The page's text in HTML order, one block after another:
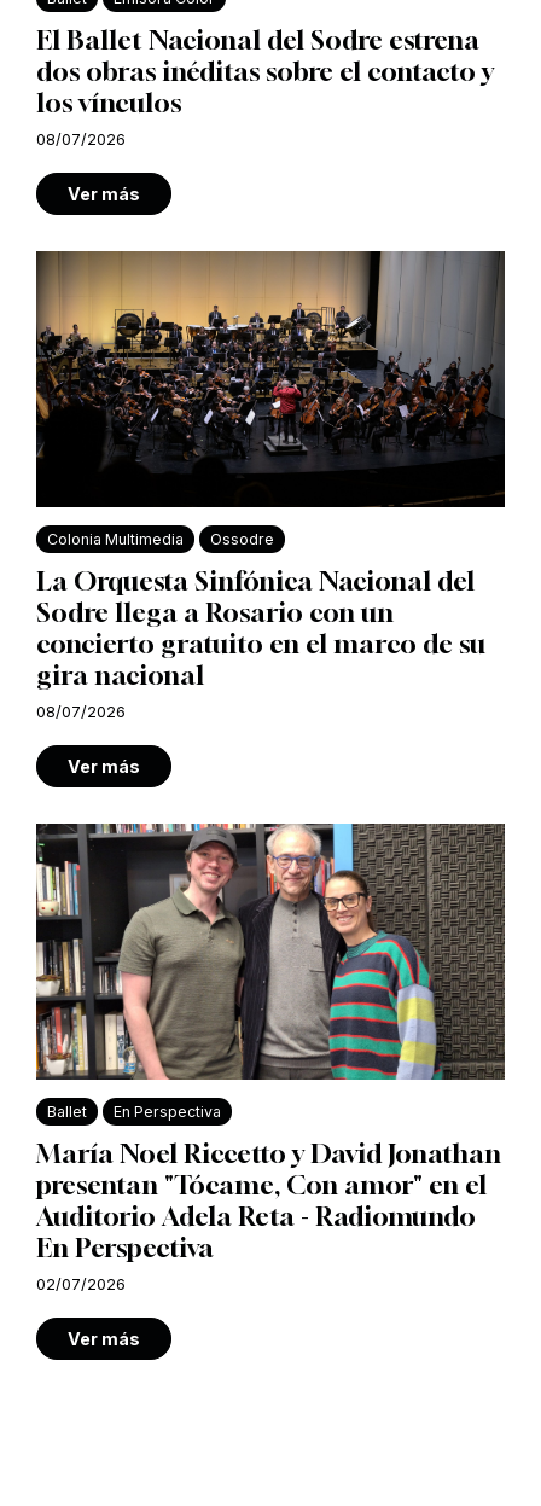
El Ballet Nacional del Sodre estrena
dos obras inéditas sobre el contacto y
los vínculos
08/07/2026
Ver más
Colonia Multimedia Ossodre
La Orquesta Sinfónica Nacional del
Sodre llega a Rosario con un
concierto gratuito en el marco de su
gira nacional
08/07/2026
Ver más
Ballet En Perspectiva
María Noel Riccetto y David Jonathan
presentan "Tócame, Con amor" en el
Auditorio Adela Reta - Radiomundo
En Perspectiva
02/07/2026
Ver más